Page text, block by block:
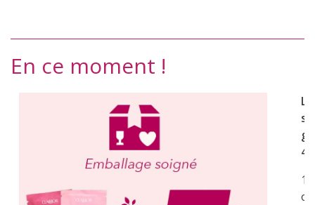
En ce moment !
1